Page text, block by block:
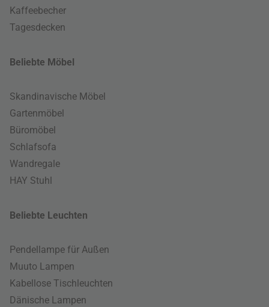
Kaffeebecher
Tagesdecken
Beliebte Möbel
Skandinavische Möbel
Gartenmöbel
Büromöbel
Schlafsofa
Wandregale
HAY Stuhl
Beliebte Leuchten
Pendellampe für Außen
Muuto Lampen
Kabellose Tischleuchten
Dänische Lampen